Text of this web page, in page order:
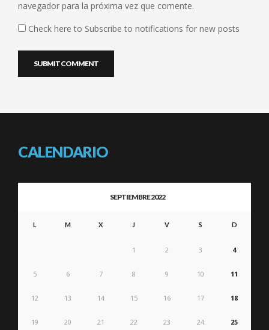
navegador para la próxima vez que comente.
Check here to Subscribe to notifications for new posts
CALENDARIO
SEPTIEMBRE 2022
L M X J V S D
1 2 3 4
5 6 7 8 9 10 11
12 13 14 15 16 17 18
19 20 21 22 23 24 25